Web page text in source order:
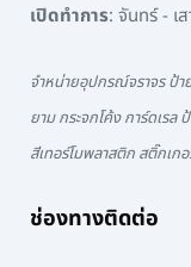
เปิดทำการ: จันทร์ - เ
จำหน่ายอุปกรณ์จราจร ป้า
ยาม กระจกโค้ง การ์ดเรล
สีเทอร์โมพลาสติก สติ๊กเ
ช่องทางติดต่อ